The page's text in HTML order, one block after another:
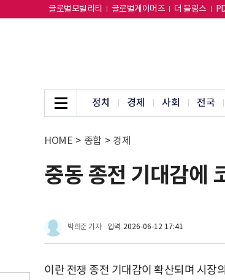
글로벌모빌리티 글로벌게이머즈 더 블링스
정치 경제 사회 전국
HOME > 종합 > 경제
중동 종전 기대감에
박희준 기자 입력 2026-06-12 17:41
이란 전쟁 종전 기대감이 확산되며 시장